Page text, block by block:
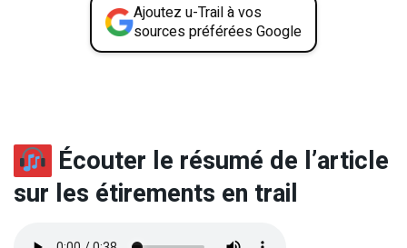
Ajoutez u-Trail à vos
sources préférées Google
Écouter le résumé de l’article
sur les étirements en trail